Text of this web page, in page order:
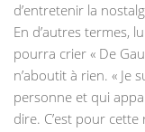
d’entretenir la
En d’autres termes,
pourra crier « De
n’aboutit à rien. « Je
personne et qui
dire. C’est pour